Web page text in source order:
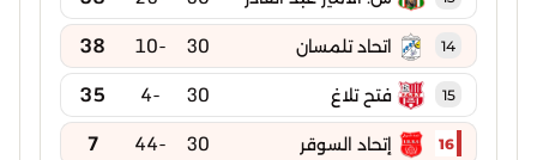
14 اتحاد تلمسان 30
-10
38
15 فتح تلاغ 30
-4
35
16 إتحاد السوقر 30
-44
7